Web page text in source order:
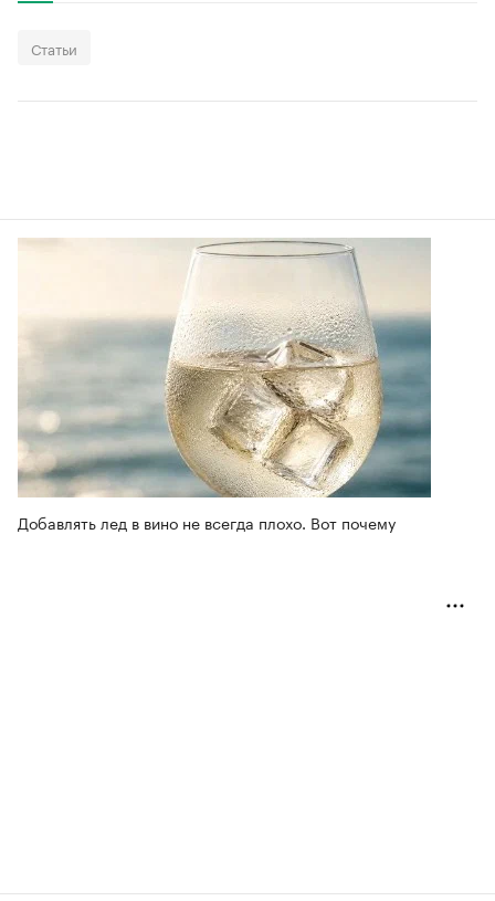
Статьи
Добавлять лед в вино не всегда плохо. Вот почему